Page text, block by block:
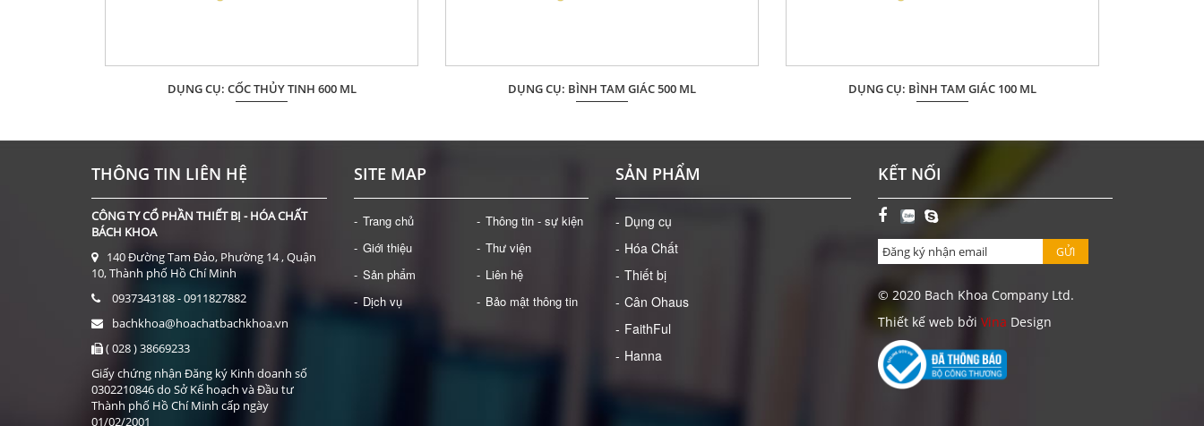
DỤNG CỤ: CỐC THỦY TINH 600 ML DỤNG CỤ: BÌNH TAM GIÁC 500 ML DỤNG CỤ: BÌNH TAM GIÁC 100 ML
ĐẶT HÀNG
THÔNG TIN LIÊN HỆ
CÔNG TY CỔ PHẦN THIẾT BỊ - HÓA CHẤT
BÁCH KHOA
140 Đường Tam Đảo, Phường 14 , Quận
10, Thành phố Hồ Chí Minh
0937343188 - 0911827882
bachkhoa@hoachatbachkhoa.vn
( 028 ) 38669233
Giấy chứng nhận Đăng ký Kinh doanh số
0302210846 do Sở Kế hoạch và Đầu tư
Thành phố Hồ Chí Minh cấp ngày
01/02/2001
SITE MAP
Trang chủ
Giới thiệu
Sản phẩm
Dịch vụ
Thông tin - sự kiện
Thư viện
Liên hệ
Bảo mật thông tin
SẢN PHẨM
Dụng cụ
Hóa Chất
Thiết bị
Cân Ohaus
FaithFul
Hanna
KẾT NỐI
GỬI
© 2020 Bach Khoa Company Ltd.
Thiết kế web bởi Vina Design